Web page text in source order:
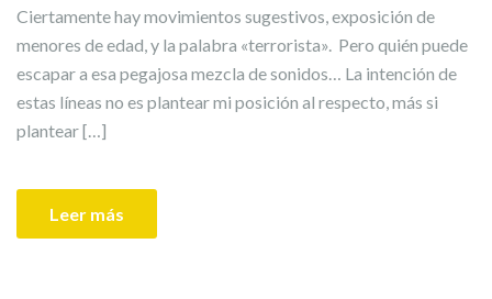
Ciertamente hay movimientos sugestivos, exposición de
menores de edad, y la palabra «terrorista». Pero quién puede
escapar a esa pegajosa mezcla de sonidos… La intención de
estas líneas no es plantear mi posición al respecto, más si
plantear […]
Leer más